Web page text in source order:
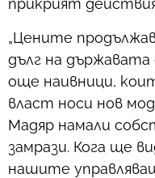
прикрият
„Цените
дълг на държавата
още наивници,
власт носи нов
Мадяр намали
замрази. Кога ще
нашите